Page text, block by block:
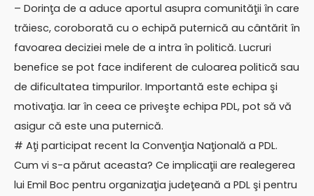
– Dorinţa de a aduce aportul asupra comunităţii în care
trăiesc, coroborată cu o echipă puternică au cântărit în
favoarea deciziei mele de a intra în politică. Lucruri
benefice se pot face indiferent de culoarea politică sau
de dificultatea timpurilor. Importantă este echipa şi
motivaţia. Iar în ceea ce priveşte echipa PDL, pot să vă
asigur că este una puternică.
# Aţi participat recent la Convenţia Naţională a PDL.
Cum vi s-a părut aceasta? Ce implicaţii are realegerea
lui Emil Boc pentru organizaţia judeţeană a PDL şi pentru